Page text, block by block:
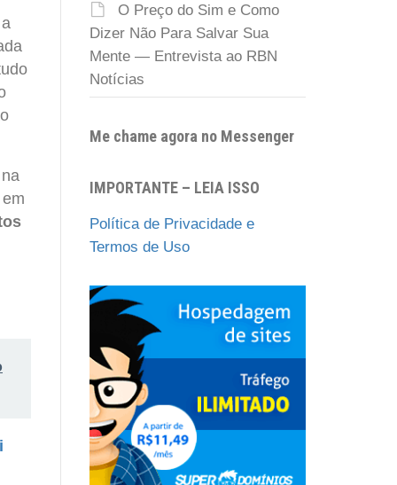
O Preço do Sim e Como
Dizer Não Para Salvar Sua
Mente — Entrevista ao RBN
Notícias
Me chame agora no Messenger
IMPORTANTE – LEIA ISSO
Política de Privacidade e
Termos de Uso